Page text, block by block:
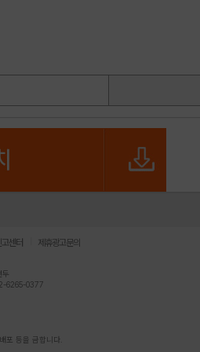
센터 제휴광고문의
두
6265-0377
포 등을 금합니다.